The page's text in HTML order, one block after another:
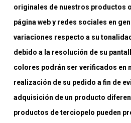
originales de nuestros productos
página web y redes sociales en
variaciones respecto a su
debido a la resolución de su
colores podrán ser verificados en
realización de su pedido a fin de
adquisición de un producto
productos de terciopelo pueden